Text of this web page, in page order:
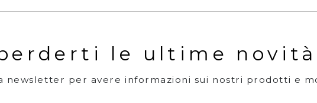
le ultime novità
newsletter per avere informazioni sui nostri prodotti e